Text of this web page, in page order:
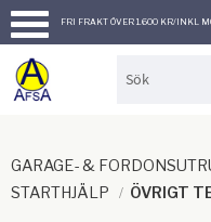
Meny
FRI FRAKT ÖVER 1.600 KR/INKL
GARAGE- &
STARTHJÄLP
ÖVRIGT